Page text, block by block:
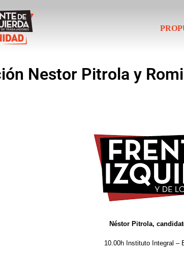
Nestor Pitrola y
Néstor Pitrola,
10.00h Instituto Integral –